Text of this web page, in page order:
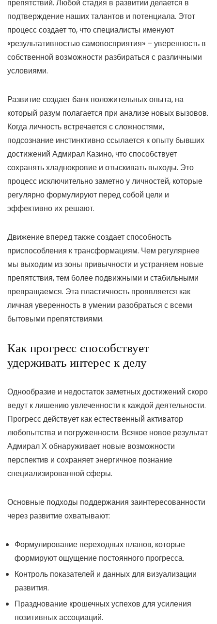
препятствий. Любой стадия в развитии делается в
подтверждение наших талантов и потенциала. Этот
процесс создает то, что специалисты именуют
«результативностью самовосприятия» – уверенность в
собственной возможности разбираться с различными
условиями.
Развитие создает банк положительных опыта, на
который разум полагается при анализе новых вызовов.
Когда личность встречается с сложностями,
подсознание инстинктивно ссылается к опыту бывших
достижений Адмирал Казино, что способствует
сохранять хладнокровие и отыскивать выходы. Это
процесс исключительно заметно у личностей, которые
регулярно формулируют перед собой цели и
эффективно их решают.
Движение вперед также создает способность
приспособления к трансформациям. Чем регулярнее
мы выходим из зоны привычности и устраняем новые
препятствия, тем более подвижными и стабильными
превращаемся. Эта пластичность проявляется как
личная уверенность в умении разобраться с всеми
бытовыми препятствиями.
Как прогресс способствует
удерживать интерес к делу
Однообразие и недостаток заметных достижений скоро
ведут к лишению увлеченности к каждой деятельности.
Прогресс действует как естественный активатор
любопытства и погруженности. Всякое новое результат
Адмирал Х обнаруживает новые возможности
перспектив и сохраняет энергичное познание
специализированной сферы.
Основные подходы поддержания заинтересованности
через развитие охватывают:
Формулирование переходных планов, которые
формируют ощущение постоянного прогресса.
Контроль показателей и данных для визуализации
развития.
Празднование крошечных успехов для усиления
позитивных ассоциаций.